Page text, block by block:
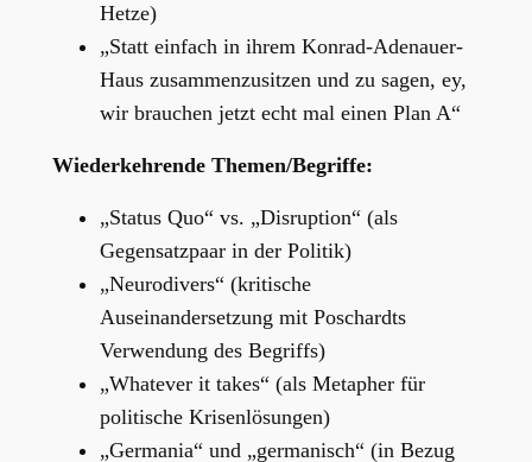
Hetze)
„Statt einfach in ihrem Konrad-Adenauer-
Haus zusammenzusitzen und zu sagen, ey,
wir brauchen jetzt echt mal einen Plan A“
Wiederkehrende Themen/Begriffe:
„Status Quo“ vs. „Disruption“ (als
Gegensatzpaar in der Politik)
„Neurodivers“ (kritische
Auseinandersetzung mit Poschardts
Verwendung des Begriffs)
„Whatever it takes“ (als Metapher für
politische Krisenlösungen)
„Germania“ und „germanisch“ (in Bezug